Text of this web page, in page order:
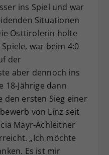
ins Spiel und war
Situationen
Osttirolerin holte
war beim 4:0
der
aber dennoch ins
18-Jährige dann
den ersten Sieg einer
von Linz seit
Mayr-Achleitner
„Ich möchte
Es ist mir